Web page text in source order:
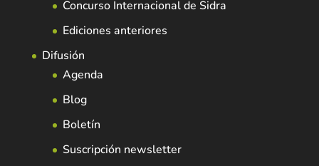
Concurso Internacional de Sidra
Ediciones anteriores
Difusión
Agenda
Blog
Boletín
Suscripción newsletter